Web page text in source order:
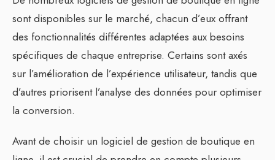
sont disponibles sur le marché, chacun d’eux offrant
des fonctionnalités différentes adaptées aux besoins
spécifiques de chaque entreprise. Certains sont axés
sur l’amélioration de l’expérience utilisateur, tandis que
d’autres priorisent l’analyse des données pour optimiser
la conversion.
Avant de choisir un logiciel de gestion de boutique en